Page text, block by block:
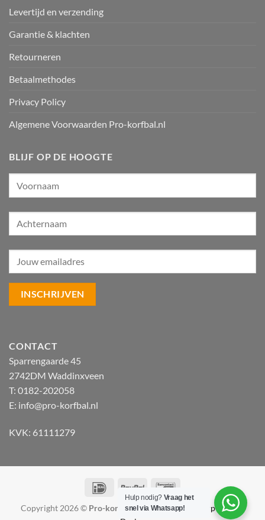
Levertijd en verzending
Garantie & klachten
Retourneren
Betaalmethodes
Privacy Policy
Algemene Voorwaarden Pro-korfbal.nl
BLIJF OP DE HOOGTE
CONTACT
Sparrengaarde 45
2742DM Waddinxveen
T: 0182-202058
E: info@pro-korfbal.nl
KVK: 61111279
IDeal PayPal
Copyright 2026 © Pro-korfbal.nl|Webshop ontwerp Lamper
Hulp nodig? Vraag het
snel via Whatsapp!